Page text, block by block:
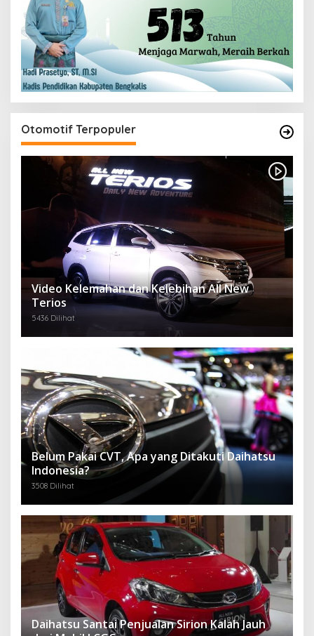
Otomotif Terpopuler
Video Kelemahan dan Kelebihan All New
Terios
5436 Dilihat
Belum Pakai CVT, Apa yang Ditakuti Daihatsu
Indonesia?
3508 Dilihat
Daihatsu Santai Penjualan Sirion Kalah Jauh